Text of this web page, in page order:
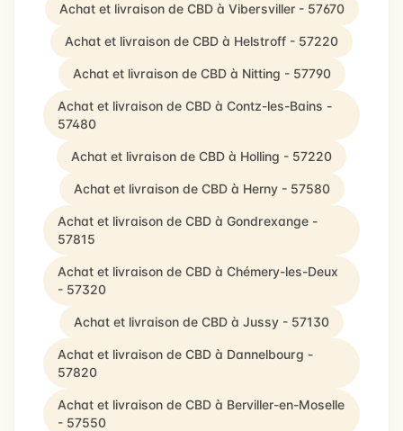
Achat et livraison de CBD à Vibersviller - 57670
Achat et livraison de CBD à Helstroff - 57220
Achat et livraison de CBD à Nitting - 57790
Achat et livraison de CBD à Contz-les-Bains -
57480
Achat et livraison de CBD à Holling - 57220
Achat et livraison de CBD à Herny - 57580
Achat et livraison de CBD à Gondrexange -
57815
Achat et livraison de CBD à Chémery-les-Deux
- 57320
Achat et livraison de CBD à Jussy - 57130
Achat et livraison de CBD à Dannelbourg -
57820
Achat et livraison de CBD à Berviller-en-Moselle
- 57550